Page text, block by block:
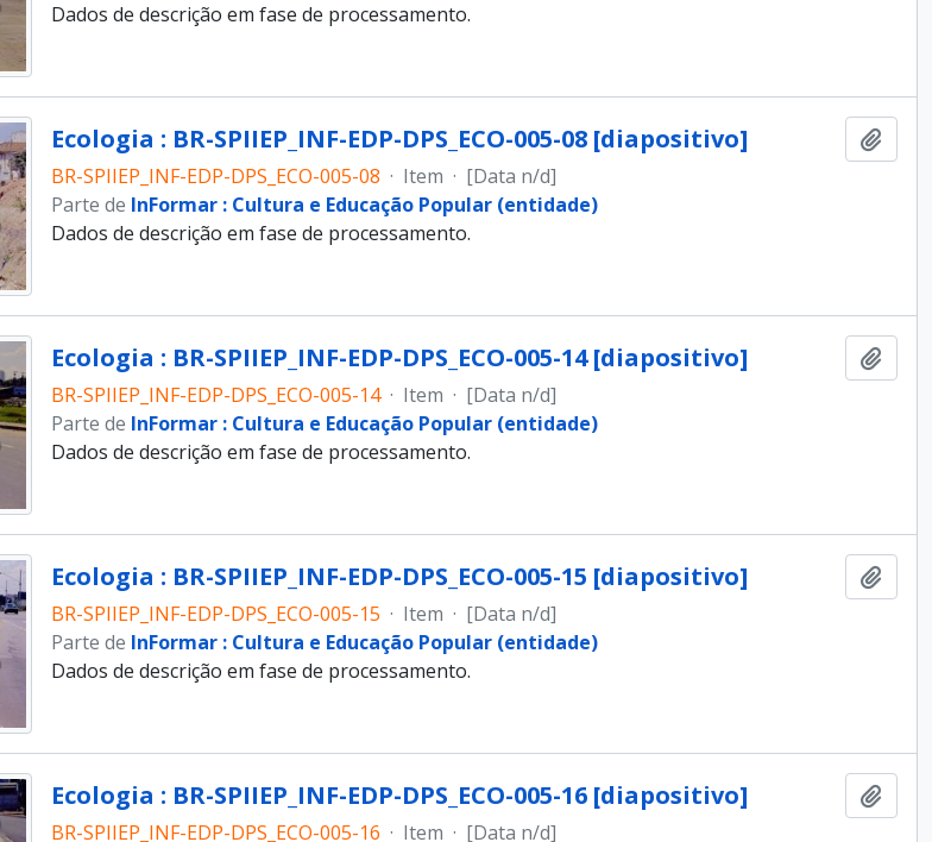
Dados de descrição em fase de processamento.
Ecologia : BR-SPIIEP_INF-EDP-DPS_ECO-005-08 [diapositivo]
BR-SPIIEP_INF-EDP-DPS_ECO-005-08 · Item · [Data n/d]
Parte de InFormar : Cultura e Educação Popular (entidade)
Dados de descrição em fase de processamento.
Ecologia : BR-SPIIEP_INF-EDP-DPS_ECO-005-14 [diapositivo]
BR-SPIIEP_INF-EDP-DPS_ECO-005-14 · Item · [Data n/d]
Parte de InFormar : Cultura e Educação Popular (entidade)
Dados de descrição em fase de processamento.
Ecologia : BR-SPIIEP_INF-EDP-DPS_ECO-005-15 [diapositivo]
BR-SPIIEP_INF-EDP-DPS_ECO-005-15 · Item · [Data n/d]
Parte de InFormar : Cultura e Educação Popular (entidade)
Dados de descrição em fase de processamento.
Ecologia : BR-SPIIEP_INF-EDP-DPS_ECO-005-16 [diapositivo]
BR-SPIIEP_INF-EDP-DPS_ECO-005-16 · Item · [Data n/d]